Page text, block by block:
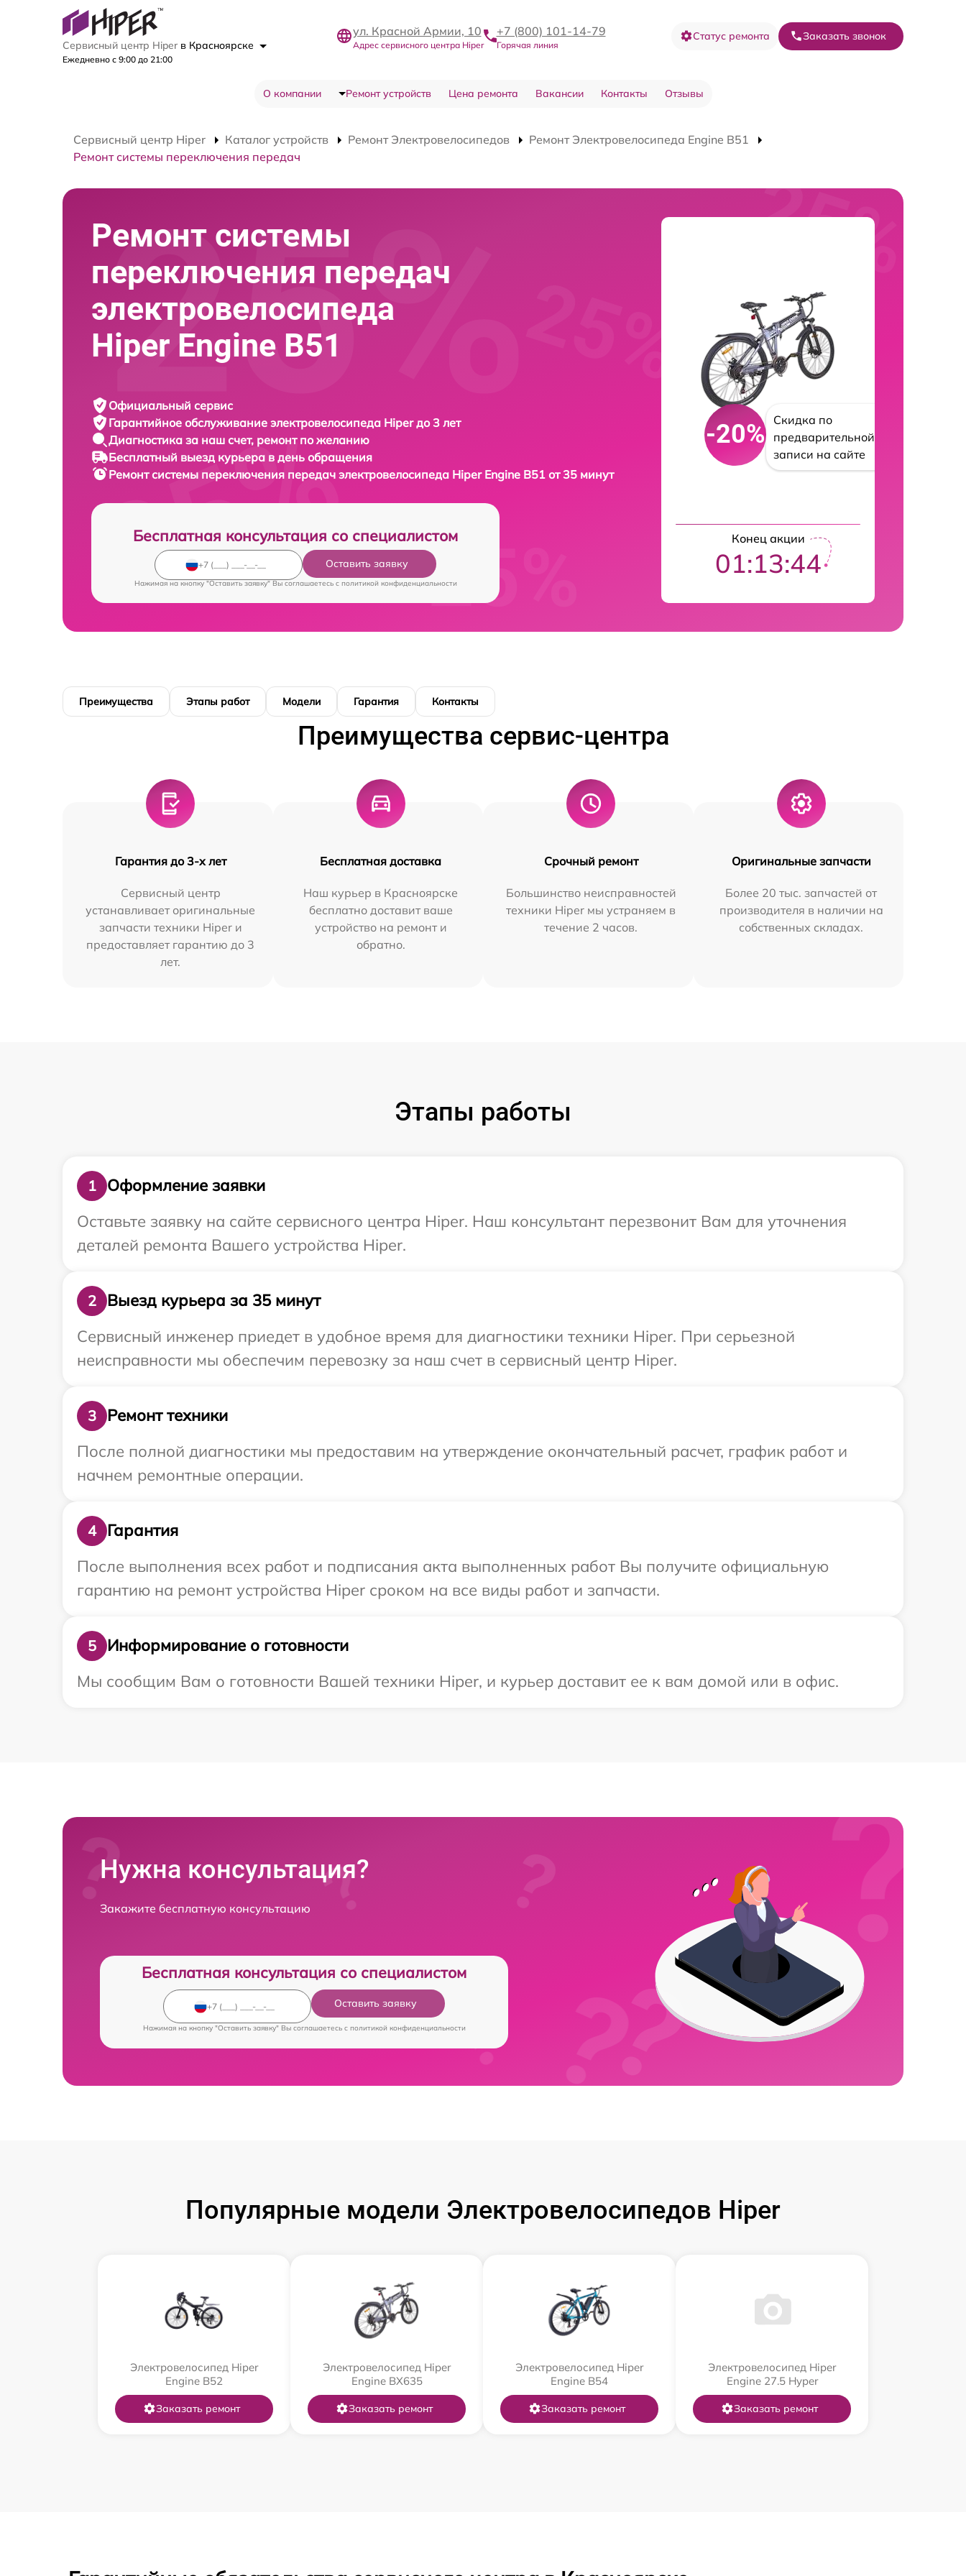
Сервисный центр Hiper в Красноярске
Ежедневно с 9:00 до 21:00
ул. Красной Армии, 10
Адрес сервисного центра Hiper
+7 (800) 101-14-79
Горячая линия
Статус ремонта Заказать звонок
О компании Ремонт устройств Цена ремонта Вакансии Контакты Отзывы
Сервисный центр Hiper Каталог устройств Ремонт Электровелосипедов
Ремонт Электровелосипеда Engine B51
Ремонт системы переключения передач
Ремонт системы
переключения передач
электровелосипеда
Hiper Engine B51
Официальный сервис
Гарантийное обслуживание электровелосипеда Hiper до 3 лет
Диагностика за наш счет, ремонт по желанию
Бесплатный выезд курьера в день обращения
Ремонт системы переключения передач электровелосипеда Hiper Engine B51 от 35 минут
Бесплатная консультация со специалистом
Оставить заявку
Нажимая на кнопку "Оставить заявку" Вы соглашаетесь c политикой конфиденциальности
-20%
Скидка по
предварительной
записи на сайте
Конец акции
01:13:43
Преимущества Этапы работ Модели Гарантия Контакты
Преимущества сервис-центра
Гарантия до 3-х лет
Сервисный центр
устанавливает оригинальные
запчасти техники Hiper и
предоставляет гарантию до 3
лет.
Бесплатная доставка
Наш курьер в Красноярске
бесплатно доставит ваше
устройство на ремонт и
обратно.
Срочный ремонт
Большинство неисправностей
техники Hiper мы устраняем в
течение 2 часов.
Оригинальные запчасти
Более 20 тыс. запчастей от
производителя в наличии на
собственных складах.
Этапы работы
1
Оформление заявки
Оставьте заявку на сайте сервисного центра Hiper. Наш консультант перезвонит Вам для уточнения
деталей ремонта Вашего устройства Hiper.
2
Выезд курьера за 35 минут
Сервисный инженер приедет в удобное время для диагностики техники Hiper. При серьезной
неисправности мы обеспечим перевозку за наш счет в сервисный центр Hiper.
3
Ремонт техники
После полной диагностики мы предоставим на утверждение окончательный расчет, график работ и
начнем ремонтные операции.
4
Гарантия
После выполнения всех работ и подписания акта выполненных работ Вы получите официальную
гарантию на ремонт устройства Hiper сроком на все виды работ и запчасти.
5
Информирование о готовности
Мы сообщим Вам о готовности Вашей техники Hiper, и курьер доставит ее к вам домой или в офис.
Нужна консультация?
Закажите бесплатную консультацию
Бесплатная консультация со специалистом
Оставить заявку
Нажимая на кнопку "Оставить заявку" Вы соглашаетесь c политикой конфиденциальности
Популярные модели Электровелосипедов Hiper
Электровелосипед Hiper
Engine B52
Заказать ремонт
Электровелосипед Hiper
Engine BX635
Заказать ремонт
Электровелосипед Hiper
Engine B54
Заказать ремонт
Электровелосипед Hiper
Engine 27.5 Нyper
Заказать ремонт